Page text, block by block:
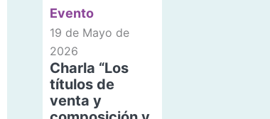
Evento
19 de Mayo de
2026
Charla “Los
títulos de
venta y